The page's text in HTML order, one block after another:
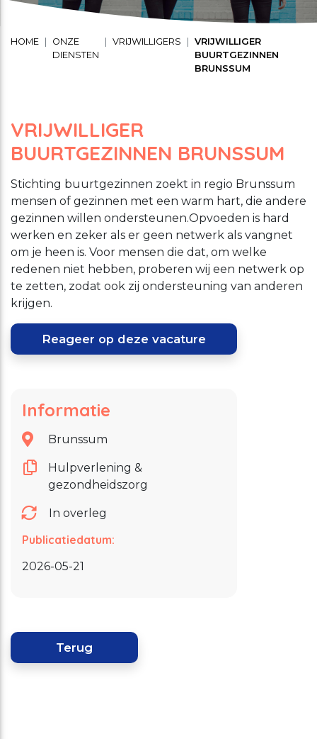
HOME
ONZE
DIENSTEN
VRIJWILLIGERS
VRIJWILLIGER
BUURTGEZINNEN
BRUNSSUM
VRIJWILLIGER
BUURTGEZINNEN BRUNSSUM
Stichting buurtgezinnen zoekt in regio Brunssum
mensen of gezinnen met een warm hart, die andere
gezinnen willen ondersteunen.Opvoeden is hard
werken en zeker als er geen netwerk als vangnet
om je heen is. Voor mensen die dat, om welke
redenen niet hebben, proberen wij een netwerk op
te zetten, zodat ook zij ondersteuning van anderen
krijgen.
Reageer op deze vacature
Informatie
Brunssum
Hulpverlening &
gezondheidszorg
In overleg
Publicatiedatum:
2026-05-21
Terug
Schuldhulpverlening
Maaltijd service
Welzijnsactiviteiten
onderliggende navigatie items
Stage lopen bij CMWW